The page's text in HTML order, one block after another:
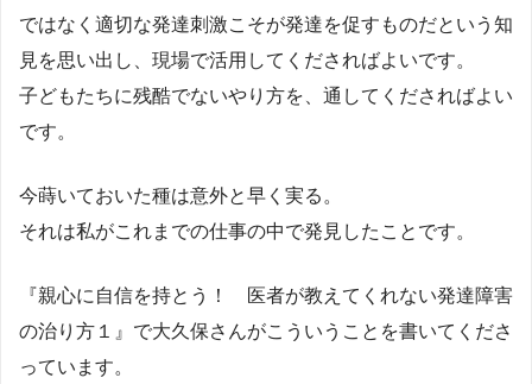
ではなく適切な発達刺激こそが発達を促すものだという知
見を思い出し、現場で活用してくださればよいです。
子どもたちに残酷でないやり方を、通してくださればよい
です。
今蒔いておいた種は意外と早く実る。
それは私がこれまでの仕事の中で発見したことです。
『親心に自信を持とう！ 医者が教えてくれない発達障害
の治り方１』で大久保さんがこういうことを書いてくださ
っています。